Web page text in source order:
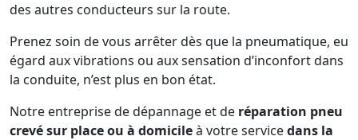
des autres conducteurs sur la route.
Prenez soin de vous arrêter dès que la pneumatique, eu
égard aux vibrations ou aux sensation d’inconfort dans
la conduite, n’est plus en bon état.
Notre entreprise de dépannage et de réparation pneu
crevé sur place ou à domicileà votre servicedans la